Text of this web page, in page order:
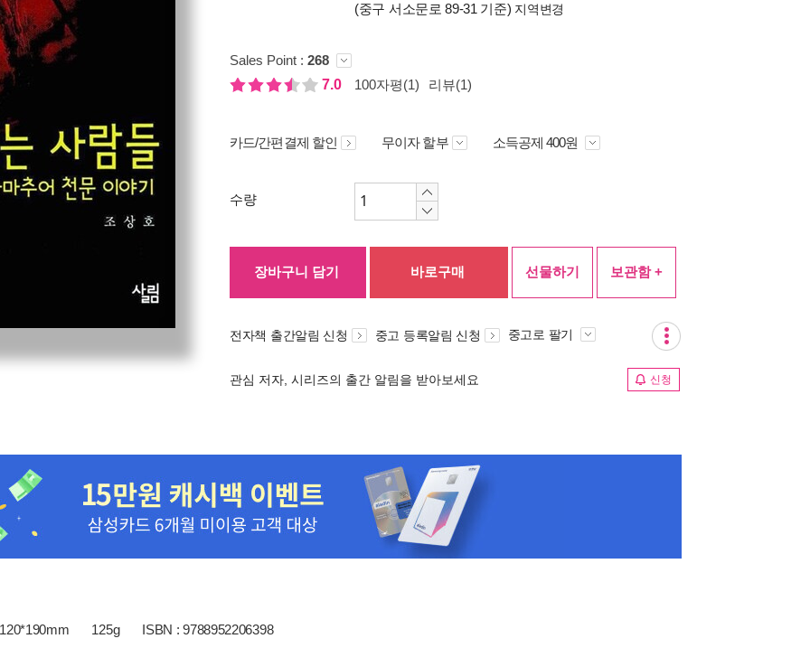
(중구 서소문로 89-31 기준) 지역변경
Sales Point : 268
7.0
100자평(1) 리뷰(1)
카드/간편결제 할인 무이자 할부 소득공제 400원
수량
장바구니 담기 바로구매 선물하기 보관함 +
전자책 출간알림 신청 중고 등록알림 신청 중고로 팔기
관심 저자, 시리즈의 출간 알림을 받아보세요 신청
120*190mm 125g ISBN : 9788952206398